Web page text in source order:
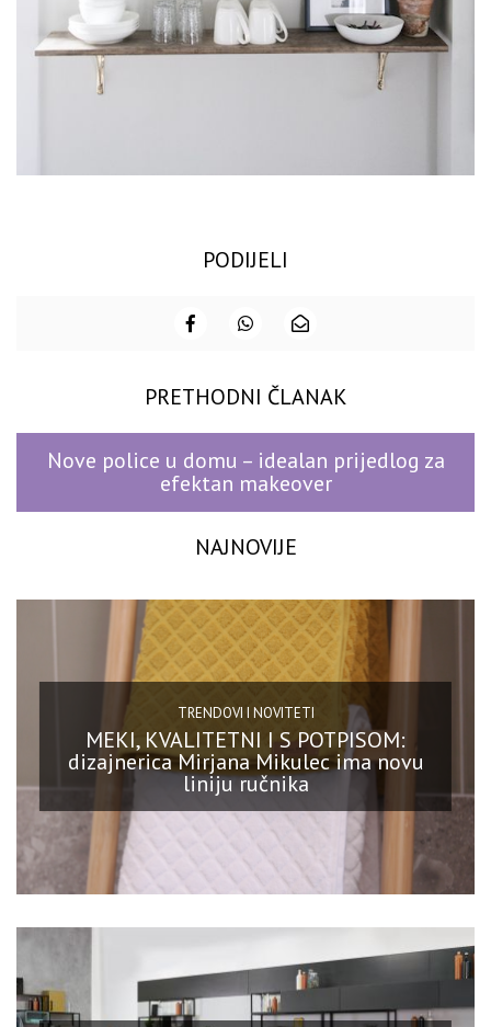
PODIJELI
PRETHODNI ČLANAK
Nove police u domu – idealan prijedlog za
efektan makeover
NAJNOVIJE
TRENDOVI I NOVITETI
MEKI, KVALITETNI I S POTPISOM:
dizajnerica Mirjana Mikulec ima novu
liniju ručnika